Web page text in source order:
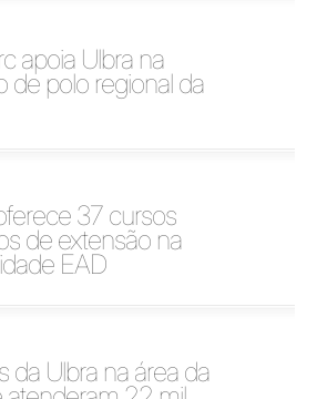
apoia Ulbra na
de polo regional da
37 cursos
de extensão na
EAD
da Ulbra na área da